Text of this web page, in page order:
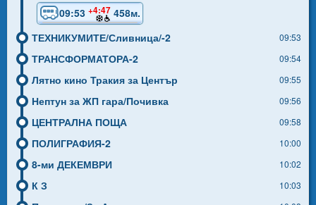
09:53 +4:47 458м.
ТЕХНИКУМИТЕ/Сливница/-2
09:53
ТРАНСФОРМАТОРА-2 09:54
Лятно кино Тракия за Център 09:55
Нептун за ЖП гара/Почивка 09:56
ЦЕНТРАЛНА ПОЩА 09:58
ПОЛИГРАФИЯ-2 10:00
8-ми ДЕКЕМВРИ 10:02
К З 10:03